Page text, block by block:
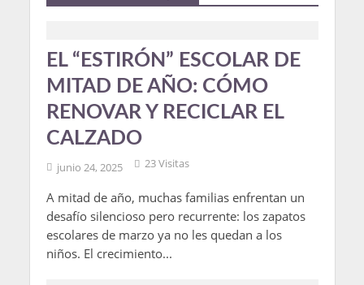
EL “ESTIRÓN” ESCOLAR DE
MITAD DE AÑO: CÓMO
RENOVAR Y RECICLAR EL
CALZADO
junio 24, 2025 23 Visitas
A mitad de año, muchas familias enfrentan un
desafío silencioso pero recurrente: los zapatos
escolares de marzo ya no les quedan a los
niños. El crecimiento...